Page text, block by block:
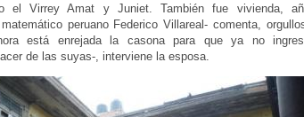
el Virrey Amat y Juniet. También fue vivienda,
peruano Federico Villareal- comenta,
está enrejada la casona para que ya no
de las suyas-, interviene la esposa.